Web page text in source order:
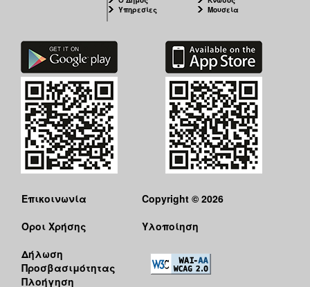
Υπηρεσίες
Μουσεία
Επικοινωνία
Όροι Χρήσης
Δήλωση
Προσβασιμότητας
Πλοήγηση
Copyright © 2026
Υλοποίηση